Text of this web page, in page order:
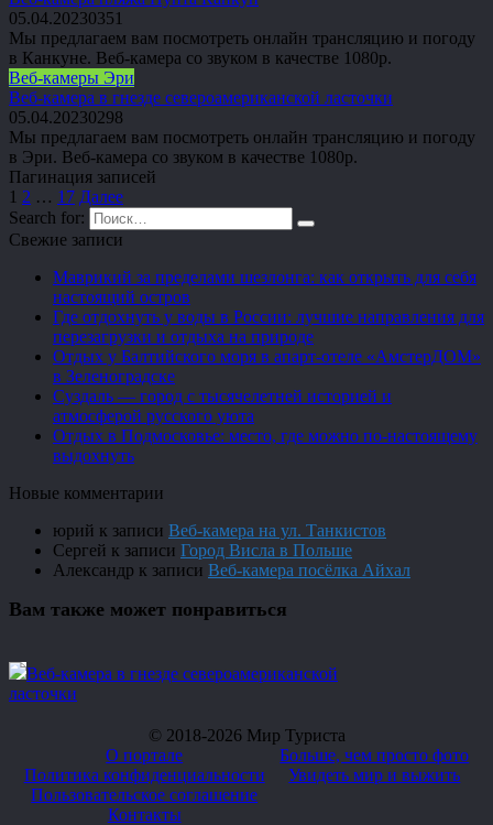
05.04.20230351
Мы предлагаем вам посмотреть онлайн трансляцию и погоду
в Канкуне. Веб-камера со звуком в качестве 1080p.
Веб-камеры Эри
Веб-камера в гнезде североамериканской ласточки
05.04.20230298
Мы предлагаем вам посмотреть онлайн трансляцию и погоду
в Эри. Веб-камера со звуком в качестве 1080p.
Пагинация записей
1 2 … 17 Далее
Search for:
Свежие записи
Маврикий за пределами шезлонга: как открыть для себя
настоящий остров
Где отдохнуть у воды в России: лучшие направления для
перезагрузки и отдыха на природе
Отдых у Балтийского моря в апарт-отеле «АмстерДОМ»
в Зеленоградске
Суздаль — город с тысячелетней историей и
атмосферой русского уюта
Отдых в Подмосковье: место, где можно по-настоящему
выдохнуть
Новые комментарии
юрий к записи Веб-камера на ул. Танкистов
Сергей к записи Город Висла в Польше
Александр к записи Веб-камера посёлка Айхал
Вам также может понравиться
Веб-камера в гнезде североамериканской
ласточки
© 2018-2026 Мир Туриста
О портале
Политика конфиденциальности
Пользовательское соглашение
Контакты
Больше, чем просто фото
Увидеть мир и выжить